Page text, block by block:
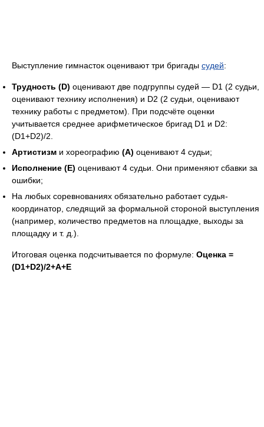
Выступление гимнасток оценивают три бригады судей:
Трудность (D) оценивают две подгруппы судей — D1 (2 судьи,
оценивают технику исполнения) и D2 (2 судьи, оценивают
технику работы с предметом). При подсчёте оценки
учитывается среднее арифметическое бригад D1 и D2:
(D1+D2)/2.
Артистизм и хореографию (А) оценивают 4 судьи;
Исполнение (Е) оценивают 4 судьи. Они применяют сбавки за
ошибки;
На любых соревнованиях обязательно работает судья-
координатор, следящий за формальной стороной выступления
(например, количество предметов на площадке, выходы за
площадку и т. д.).
Итоговая оценка подсчитывается по формуле: Оценка =
(D1+D2)/2+A+E